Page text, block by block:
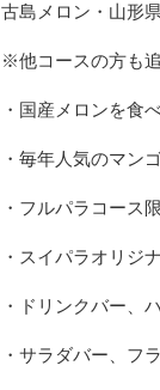
古島メロン・山形
※他コースの方も
・国産メロンを食
・毎年人気のマン
・フルパラコース
・スイパラオリジ
・ドリンクバー、
・サラダバー、フ